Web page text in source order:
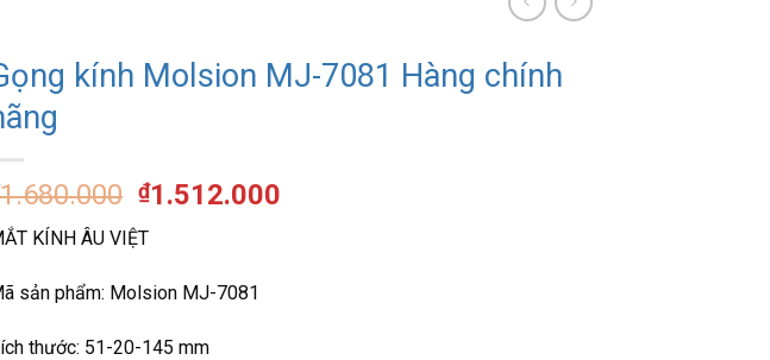
kính Molsion MJ-7081 Hàng chính
1.680.000 Giá
gốc
là:
₫1.680.000.
₫1.512.000
KÍNH ÂU VIỆT
sản phẩm: Molsion MJ-7081
thước: 51-20-145 mm